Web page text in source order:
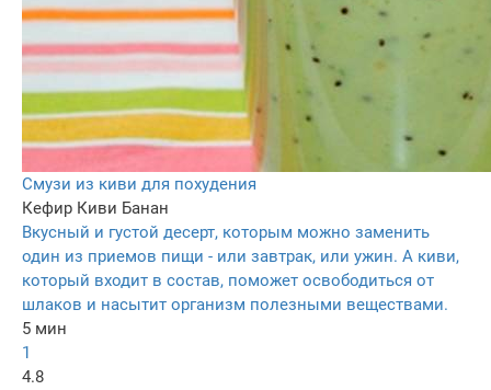
Смузи из киви для похудения
Кефир Киви Банан
Вкусный и густой десерт, которым можно заменить
один из приемов пищи - или завтрак, или ужин. А киви,
который входит в состав, поможет освободиться от
шлаков и насытит организм полезными веществами.
5 мин
1
4.8